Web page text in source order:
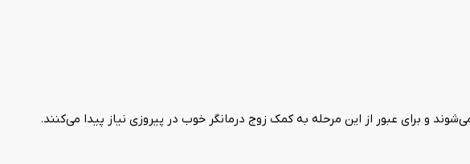
و برای عبور از این مرحله به کمک زوج درمانگر خوب در پیروزی نیاز پیدا می‌کنند.